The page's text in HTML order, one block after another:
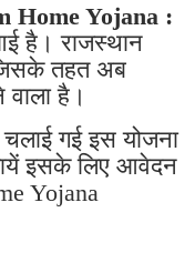
Home Yojana :
है। राजस्थान
तहत अब
है।
चलाई गई इस योजना
इसके लिए आवेदन
Yojana